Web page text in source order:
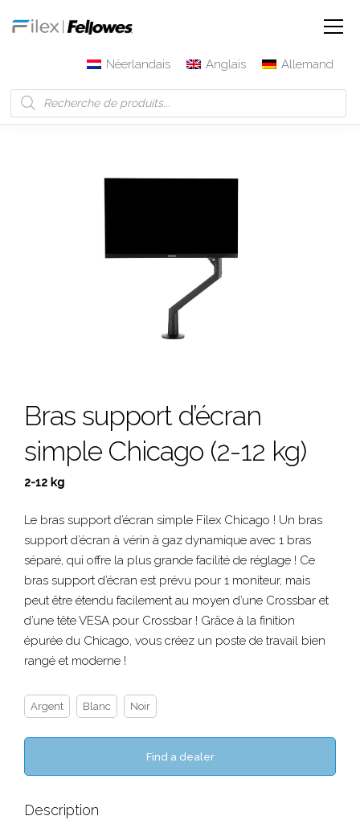
Néerlandais Anglais
Allemand
Chicago (2-12 kg)
Bras support d’écran
simple Chicago (2-12 kg)
2-12 kg
Le bras support d’écran simple Filex Chicago ! Un bras
support d’écran à vérin à gaz dynamique avec 1 bras
séparé, qui offre la plus grande facilité de réglage ! Ce
bras support d’écran est prévu pour 1 moniteur, mais
peut être étendu facilement au moyen d’une Crossbar et
d’une tête VESA pour Crossbar ! Grâce à la finition
épurée du Chicago, vous créez un poste de travail bien
rangé et moderne !
Argent Blanc Noir
Find a dealer
Description